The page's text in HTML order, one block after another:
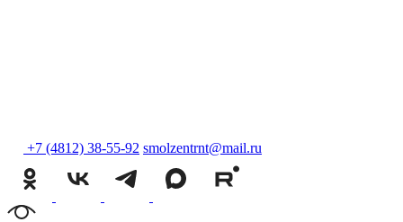
+7 (4812) 38-55-92 smolzentrnt@mail.ru